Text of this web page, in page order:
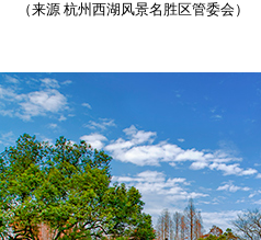
（来源 杭州西湖风景名胜区管委会）